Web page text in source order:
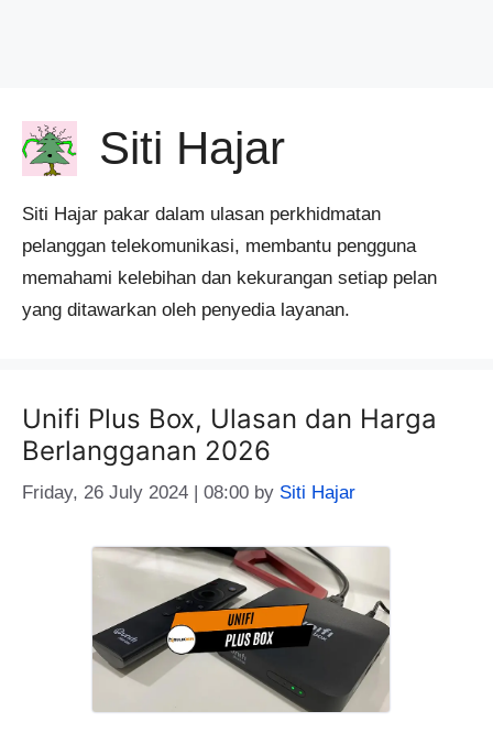
Siti Hajar
Siti Hajar pakar dalam ulasan perkhidmatan
pelanggan telekomunikasi, membantu pengguna
memahami kelebihan dan kekurangan setiap pelan
yang ditawarkan oleh penyedia layanan.
Unifi Plus Box, Ulasan dan Harga
Berlangganan 2026
Friday, 26 July 2024 | 08:00 by Siti Hajar